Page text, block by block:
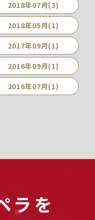
2018年07月(3)
2018年05月(1)
2017年09月(1)
2016年09月(1)
2016年07月(1)
ラを